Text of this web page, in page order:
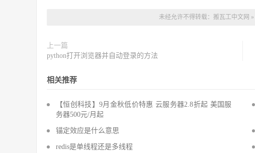
未经允许不得转载： 搬瓦工中文网 »
上一篇
python打开浏览器并自动登录的方法
相关推荐
【恒创科技】9月金秋低价特惠 云服务器2.8折起 美国服
务器500元/月起
锚定效应是什么意思
redis是单线程还是多线程